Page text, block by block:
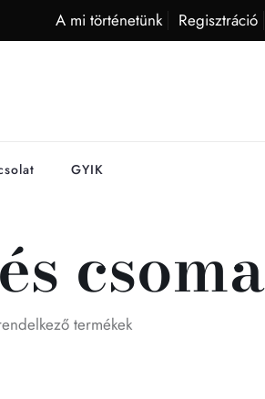
A mi történetünk Regisztráció
GYIK
termékek